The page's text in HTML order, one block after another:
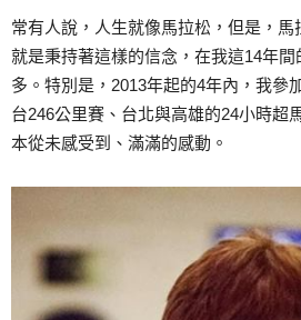
常有人說，人生就像馬拉松，但是，
就是秉持著這樣的信念，在我這14年
多。特別是，2013年起的4年內，我參
台246公里賽、台北與高雄的24小時超
本從未感受到、滿滿的感動。